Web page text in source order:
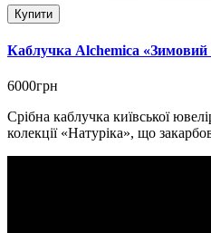
Купити
Каблучка Alchemica «Зимовий
6000грн
Срібна каблучка київської
колекції «Натуріка», що